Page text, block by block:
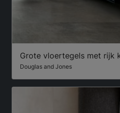
Grote vloertegels met rijk
Douglas and Jones